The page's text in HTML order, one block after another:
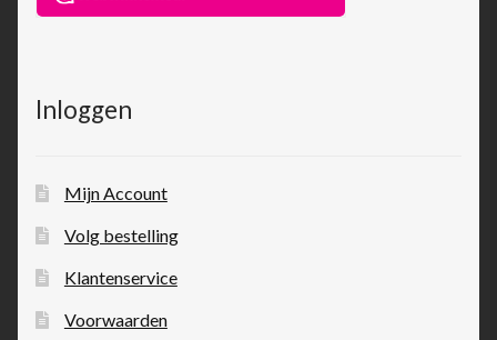
Inloggen
Mijn Account
Volg bestelling
Klantenservice
Voorwaarden